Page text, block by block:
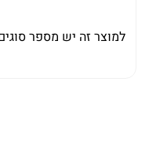
למוצר זה יש מספר